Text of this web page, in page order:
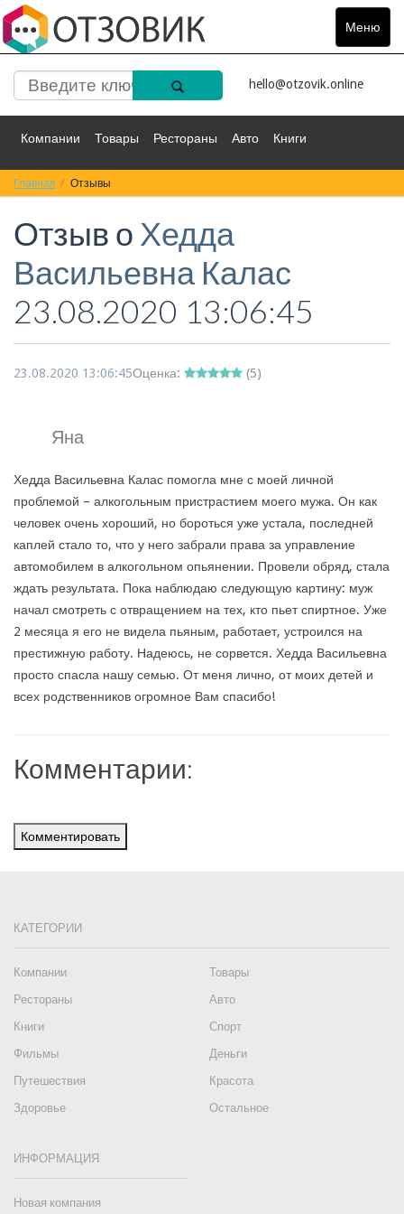
Меню
Toggle
hello@otzovik.online
Компании Товары Рестораны Авто Книги
Спорт Фильмы
Красота Здоровье Остальное
Главная Отзывы
Отзыв о Хедда
Васильевна Калас
23.08.2020 13:06:45
23.08.2020 13:06:45Оценка: (5)
Яна
Хедда Васильевна Калас помогла мне с моей личной
проблемой – алкогольным пристрастием моего мужа. Он как
человек очень хороший, но бороться уже устала, последней
каплей стало то, что у него забрали права за управление
автомобилем в алкогольном опьянении. Провели обряд, стала
ждать результата. Пока наблюдаю следующую картину: муж
начал смотреть с отвращением на тех, кто пьет спиртное. Уже
2 месяца я его не видела пьяным, работает, устроился на
престижную работу. Надеюсь, не сорвется. Хедда Васильевна
просто спасла нашу семью. От меня лично, от моих детей и
всех родственников огромное Вам спасибо!
Комментарии:
Комментировать
КАТЕГОРИИ
Компании
Товары
Рестораны
Авто
Книги
Спорт
Фильмы
Деньги
Путешествия
Красота
Здоровье
Остальное
ИНФОРМАЦИЯ
Новая компания